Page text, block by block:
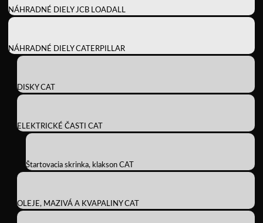
NÁHRADNÉ DIELY JCB LOADALL
NÁHRADNÉ DIELY CATERPILLAR
DISKY CAT
ELEKTRICKÉ ČASTI CAT
Štartovacia skrinka, klakson CAT
OLEJE, MAZIVÁ A KVAPALINY CAT